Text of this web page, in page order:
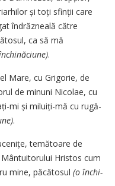
și toți sfinții care
îndrăzneală către
ca să mă
.
Mare, cu Grigorie, de
de minuni Ni­colae, cu
mi și mi­luiți-mă cu rugă­
.
temătoare de
Hristos cum
mine, păcă­tosul (o în­chi­